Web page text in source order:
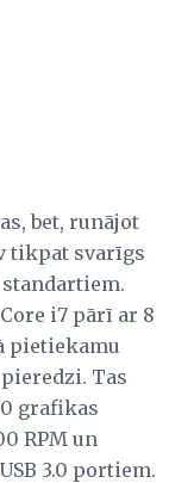
bet, runājot
tikpat svarīgs
i7 pārī ar 8
pietiekamu
Tas
grafikas
RPM un
3.0 portiem.